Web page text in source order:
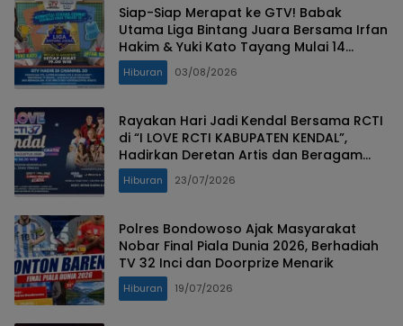
Siap-Siap Merapat ke GTV! Babak
Utama Liga Bintang Juara Bersama Irfan
Hakim & Yuki Kato Tayang Mulai 14
Agustus!
Hiburan 03/08/2026
Rayakan Hari Jadi Kendal Bersama RCTI
di “I LOVE RCTI KABUPATEN KENDAL”,
Hadirkan Deretan Artis dan Beragam
Aktivitas Seru
Hiburan 23/07/2026
Polres Bondowoso Ajak Masyarakat
Nobar Final Piala Dunia 2026, Berhadiah
TV 32 Inci dan Doorprize Menarik
Hiburan 19/07/2026